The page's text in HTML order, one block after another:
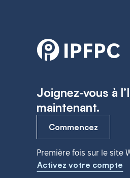
Joignez-vous à
maintenant.
Commencez
Première fois sur le site
Activez votre compte